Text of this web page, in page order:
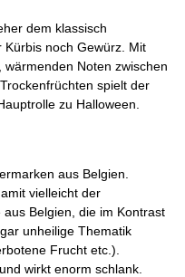
dem klassisch
noch Gewürz. Mit
Noten zwischen
spielt der
zu Halloween.
aus Belgien.
vielleicht der
Belgien, die im Kontrast
unheilige Thematik
Frucht etc.).
wirkt enorm schlank.